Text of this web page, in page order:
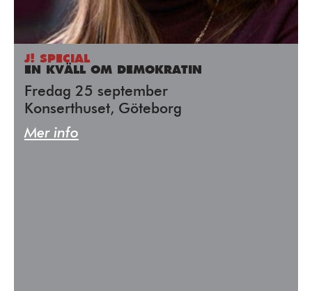
J! SPECIAL
EN KVÄLL OM DEMOKRATIN
Fredag 25 september
Konserthuset, Göteborg
Mer info